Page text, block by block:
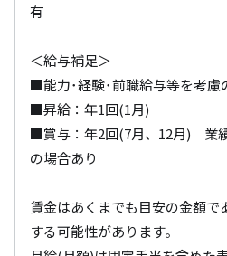
有
＜給与補足＞
■能力･経験･前職給与等を考慮
■昇給：年1回(1月)
■賞与：年2回(7月、12月)　業
の場合あり
賃金はあくまでも目安の金額で
する可能性があります。